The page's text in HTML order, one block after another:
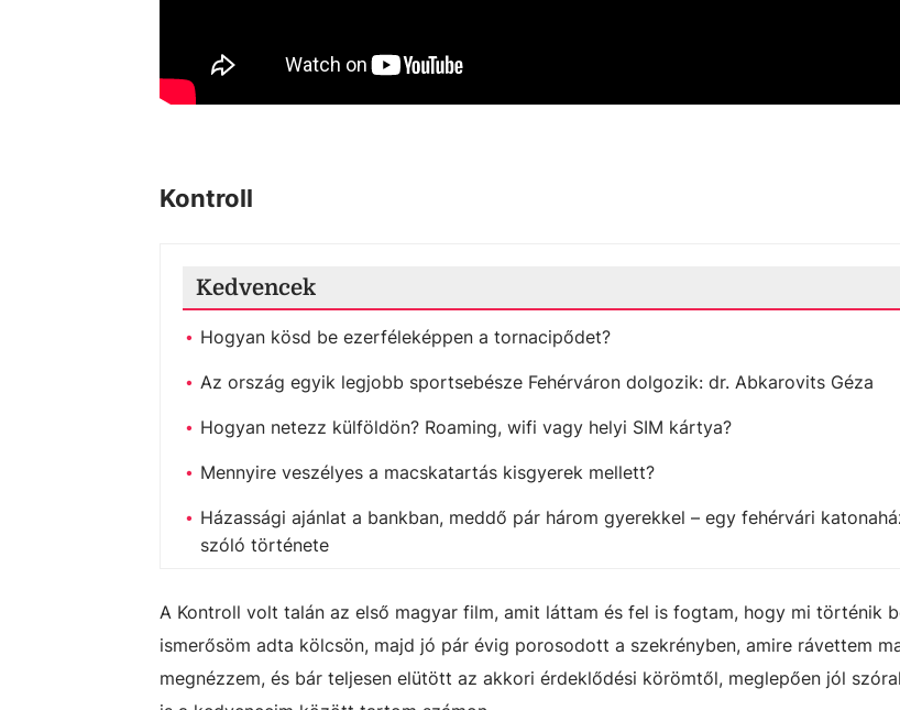
Kontroll
Kedvencek
Hogyan kösd be ezerféleképpen a tornacipődet?
Az ország egyik legjobb sportsebésze Fehérváron dolgozik: dr. Abkarovits Géza
Hogyan netezz külföldön? Roaming, wifi vagy helyi SIM kártya?
Mennyire veszélyes a macskatartás kisgyerek mellett?
Házassági ajánlat a bankban, meddő pár három gyerekkel – egy fehérvári
szóló története
A Kontroll volt talán az első magyar film, amit láttam és fel is fogtam, hogy mi történik
ismerősöm adta kölcsön, majd jó pár évig porosodott a szekrényben, amire rávettem
megnézzem, és bár teljesen elütött az akkori érdeklődési körömtől, meglepően jól